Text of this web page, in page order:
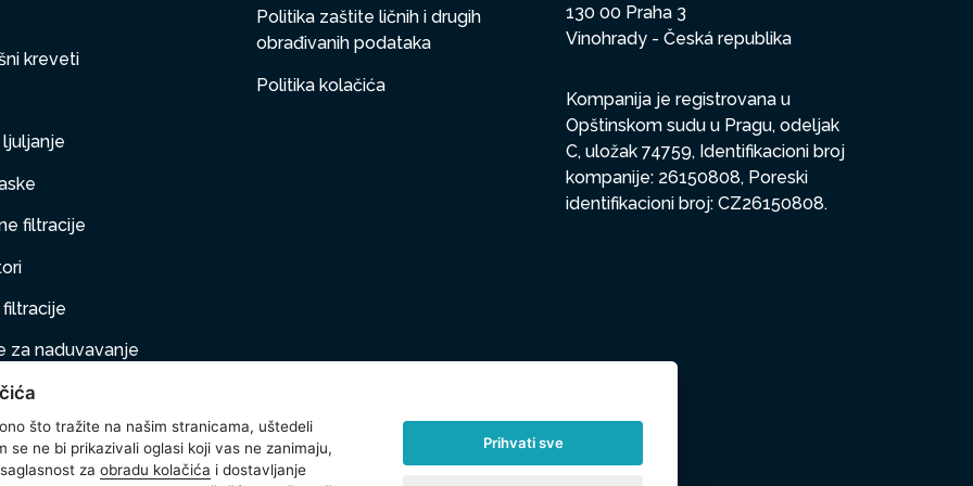
kreveti
filtracije
filtracije
za naduvavanje
na naduvavanje
oprema
Politika zaštite ličnih i drugih
obrađivanih podataka
Politika kolačića
130 00 Praha 3
Vinohrady - Česká republika
Kompanija je registrovana u
Opštinskom sudu u Pragu, odeljak
C, uložak 74759, Identifikacioni broj
kompanije: 26150808, Poreski
identifikacioni broj: CZ26150808.
što tražite na našim stranicama, uštedeli
se ne bi prikazivali oglasi koji vas ne zanimaju,
za obradu kolačića i dostavljanje
Prihvati sve